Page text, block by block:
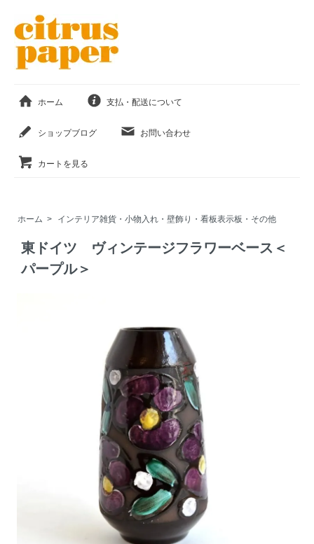
ホーム 支払・配送について
ショップブログ お問い合わせ
カートを見る
ホーム > インテリア雑貨・小物入れ・壁飾り・看板表示板・その他
東ドイツ ヴィンテージフラワーベース＜
パープル＞